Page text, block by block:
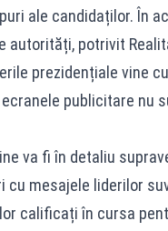
ale candidaților. În
autorități, potrivit
prezidențiale vine
publicitare nu
va fi în detaliu
cu mesajele liderilor
calificați în cursa